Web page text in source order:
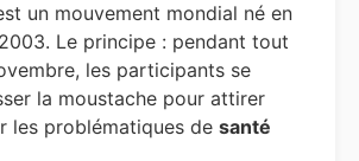
un mouvement mondial né en
Le principe : pendant tout
les participants se
la moustache pour attirer
les problématiques de santé